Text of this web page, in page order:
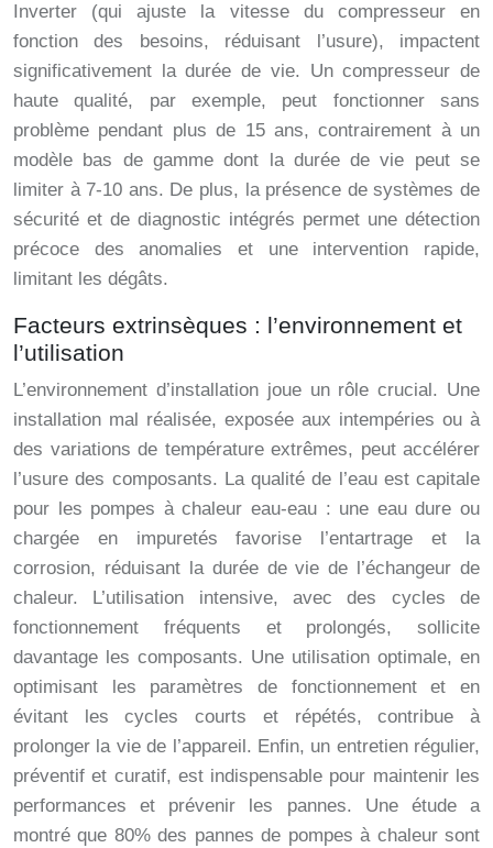
Inverter (qui ajuste la vitesse du compresseur en
fonction des besoins, réduisant l’usure), impactent
significativement la durée de vie. Un compresseur de
haute qualité, par exemple, peut fonctionner sans
problème pendant plus de 15 ans, contrairement à un
modèle bas de gamme dont la durée de vie peut se
limiter à 7-10 ans. De plus, la présence de systèmes de
sécurité et de diagnostic intégrés permet une détection
précoce des anomalies et une intervention rapide,
limitant les dégâts.
Facteurs extrinsèques : l’environnement et
l’utilisation
L’environnement d’installation joue un rôle crucial. Une
installation mal réalisée, exposée aux intempéries ou à
des variations de température extrêmes, peut accélérer
l’usure des composants. La qualité de l’eau est capitale
pour les pompes à chaleur eau-eau : une eau dure ou
chargée en impuretés favorise l’entartrage et la
corrosion, réduisant la durée de vie de l’échangeur de
chaleur. L’utilisation intensive, avec des cycles de
fonctionnement fréquents et prolongés, sollicite
davantage les composants. Une utilisation optimale, en
optimisant les paramètres de fonctionnement et en
évitant les cycles courts et répétés, contribue à
prolonger la vie de l’appareil. Enfin, un entretien régulier,
préventif et curatif, est indispensable pour maintenir les
performances et prévenir les pannes. Une étude a
montré que 80% des pannes de pompes à chaleur sont